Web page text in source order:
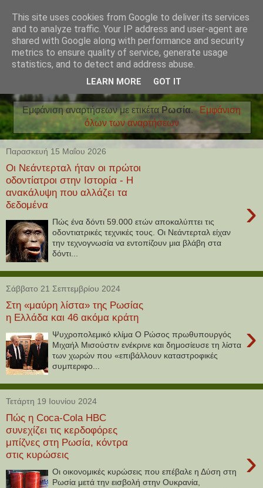
Εμφάνιση αναρτήσεων με ετικέτα Ρωσία. Εμφάνιση
όλων των αναρτήσεων
Παρασκευή 15 Μαΐου 2026
Οι Νεάντερταλ ήταν οι πρώτοι
οδοντίατροι στην Ιστορία - Η
ανακάλυψη που αλλάζει τα
δεδομένα
›
Πώς ένα δόντι 59.000 ετών αποκαλύπτει τις
οδοντιατρικές τεχνικές τους. Οι Νεάντερταλ είχαν
την τεχνογνωσία να εντοπίζουν μια βλάβη στα
δόντι...
Σάββατο 21 Σεπτεμβρίου 2024
Στη «μαύρη λίστα» της Ρωσίας
η Ελλάδα και 46 ακόμα κράτη
›
Ψυχροπολεμικό κλίμα Ο Ρώσος πρωθυπουργός
Μιχαήλ Μισούστιν ενέκρινε και δημοσίευσε τη λίστα
των χωρών που «επιβάλλουν καταστροφικές
συμπεριφο...
Τετάρτη 19 Ιουνίου 2024
Πώς η Coca-Cola HBC
συνεχίζει τις κερδοφόρες
μπίζνες στη Ρωσία, κόντρα
στις κυρώσεις
›
Οι οικονομικές κυρώσεις που επέβαλε η Δύση στη
Ρωσία μετά την εισβολή στην Ουκρανία,
This site uses cookies from Google to deliver its services
and to analyze traffic. Your IP address and user-agent are
shared with Google along with performance and security
metrics to ensure quality of service, generate usage
statistics, and to detect and address abuse.
LEARN MORE GOT IT